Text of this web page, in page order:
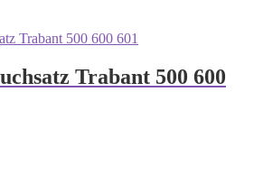
Trabant 500 600